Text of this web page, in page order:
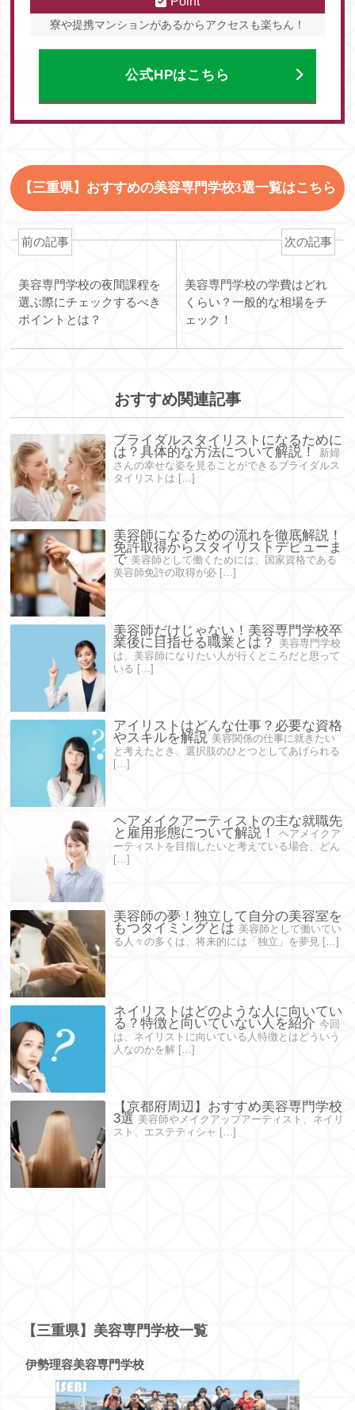
寮や提携マンションがあるからアクセスも楽ちん！
公式HPはこちら
【三重県】おすすめの美容専門学校3選一覧はこちら
前の記事
美容専門学校の夜間課程を
選ぶ際にチェックするべき
ポイントとは？
次の記事
美容専門学校の学費はどれ
くらい？一般的な相場をチ
ェック！
おすすめ関連記事
ブライダルスタイリストになるために
は？具体的な方法について解説！
新婦
さんの幸せな姿を見ることができるブライダルス
タイリストは […]
美容師になるための流れを徹底解説！
免許取得からスタイリストデビューま
で 美容師として働くためには、国家資格である
美容師免許の取得が必 […]
美容師だけじゃない！美容専門学校卒
業後に目指せる職業とは？
美容専門学校
は、美容師になりたい人が行くところだと思って
いる […]
アイリストはどんな仕事？必要な資格
やスキルを解説 美容関係の仕事に就きたい
と考えたとき、選択肢のひとつとしてあげられる
[…]
ヘアメイクアーティストの主な就職先
と雇用形態について解説！
ヘアメイクア
ーティストを目指したいと考えている場合、どん
[…]
美容師の夢！独立して自分の美容室を
もつタイミングとは 美容師として働いてい
る人々の多くは、将来的には「独立」を夢見 […]
ネイリストはどのような人に向いてい
る？特徴と向いていない人を紹介 今回
は、ネイリストに向いている人特徴とはどういう
人なのかを解 […]
【京都府周辺】おすすめ美容専門学校
3選 美容師やメイクアップアーティスト、ネイリ
スト、エステティシャ […]
【三重県】美容専門学校一覧
伊勢理容美容専門学校